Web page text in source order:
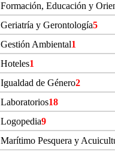
Formación, Educación y
Geriatría y Gerontología5
Gestión Ambiental1
Hoteles1
Igualdad de Género2
Laboratorios18
Logopedia9
Marítimo Pesquera y